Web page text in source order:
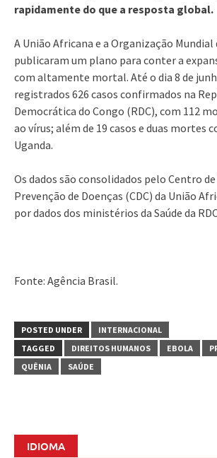
rapidamente do que a resposta global.
A União Africana e a Organização Mundial
publicaram um plano para conter a
com altamente mortal. Até o dia 8 de
registrados 626 casos confirmados na
Democrática do Congo (RDC), com 112
ao vírus; além de 19 casos e duas mortes
Uganda.
Os dados são consolidados pelo Centro
Prevenção de Doenças (CDC) da União
por dados dos ministérios da Saúde da
Fonte: Agência Brasil.
POSTED UNDER
INTERNACIONAL
TAGGED
DIREITOS HUMANOS EBOLA
QUÊNIA
SAÚDE
IDIOMA